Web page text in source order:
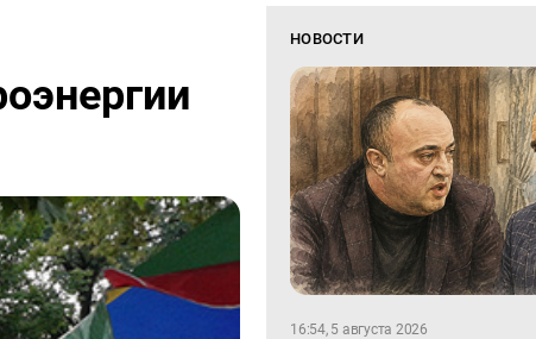
НОВОСТИ
16:54, 5 августа 2026